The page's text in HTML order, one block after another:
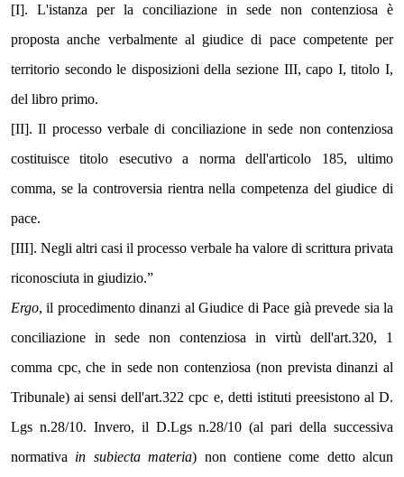
[I]. L'istanza per la conciliazione in sede non contenziosa è
proposta anche verbalmente al giudice di pace competente per
territorio secondo le disposizioni della sezione III, capo I, titolo I,
del libro primo.
[II]. Il processo verbale di conciliazione in sede non contenziosa
costituisce titolo esecutivo a norma dell'articolo 185, ultimo
comma, se la controversia rientra nella competenza del giudice di
pace.
[III]. Negli altri casi il processo verbale ha valore di scrittura privata
riconosciuta in giudizio.”
Ergo, il procedimento dinanzi al Giudice di Pace già prevede sia la
conciliazione in sede non contenziosa in virtù dell'art.320, 1
comma cpc, che in sede non contenziosa (non prevista dinanzi al
Tribunale) ai sensi dell'art.322 cpc e, detti istituti preesistono al D.
Lgs n.28/10. Invero, il D.Lgs n.28/10 (al pari della successiva
normativa in subiecta materia) non contiene come detto alcun